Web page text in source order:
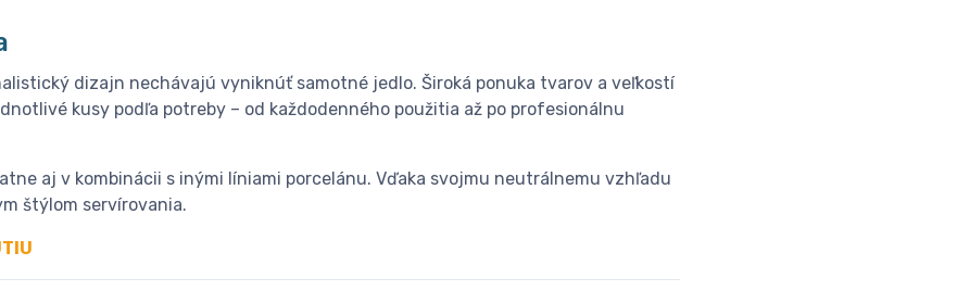
dizajn nechávajú vyniknúť samotné jedlo. Široká ponuka tvarov a veľkostí
kusy podľa potreby – od každodenného použitia až po profesionálnu
aj v kombinácii s inými líniami porcelánu. Vďaka svojmu neutrálnemu vzhľadu
štýlom servírovania.